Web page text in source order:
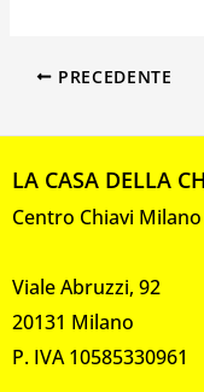
PRECEDENTE
LA CASA DELLA
Centro Chiavi Milano
Viale Abruzzi, 92
20131 Milano
P. IVA 10585330961